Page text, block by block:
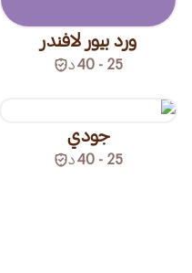
ورد بيور لافندر
25 - 40 د
جودي
25 - 40 د